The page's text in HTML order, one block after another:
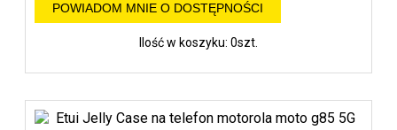
POWIADOM MNIE O DOSTĘPNOŚCI
Ilość w koszyku: 0szt.